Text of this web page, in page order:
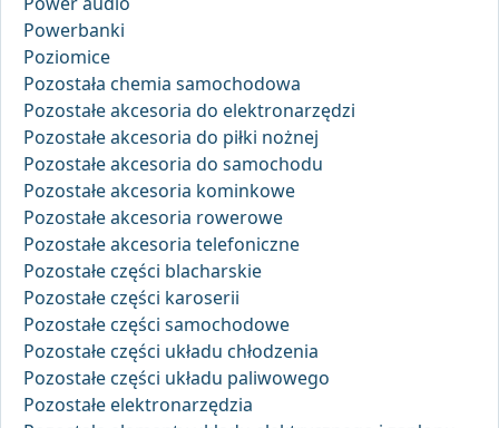
Powerbanki
Poziomice
Pozostała chemia samochodowa
Pozostałe akcesoria do elektronarzędzi
Pozostałe akcesoria do piłki nożnej
Pozostałe akcesoria do samochodu
Pozostałe akcesoria kominkowe
Pozostałe akcesoria rowerowe
Pozostałe akcesoria telefoniczne
Pozostałe części blacharskie
Pozostałe części karoserii
Pozostałe części samochodowe
Pozostałe części układu chłodzenia
Pozostałe części układu paliwowego
Pozostałe elektronarzędzia